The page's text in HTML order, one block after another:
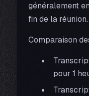
généralement
fin de la réunion.
Comparaison
pour 1